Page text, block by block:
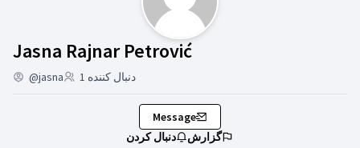
Jasna Rajnar Petrović
@jasna دنبال کننده 1
Message
دنبال کردن
گزارش